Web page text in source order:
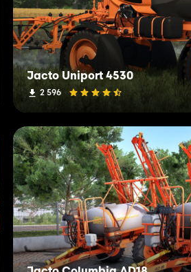
Jacto Uniport 4530
2 596